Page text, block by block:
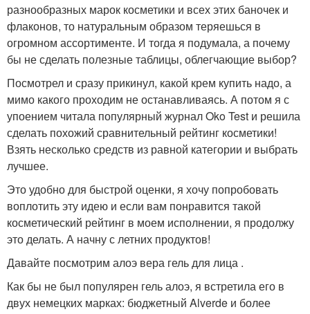
разнообразных марок косметики и всех этих баночек и
флаконов, то натуральным образом теряешься в
огромном ассортименте. И тогда я подумала, а почему
бы не сделать полезные таблицы, облегчающие выбор?
Посмотрел и сразу прикинул, какой крем купить надо, а
мимо какого проходим не останавливаясь. А потом я с
упоением читала популярный журнал Oko Test и решила
сделать похожий сравнительный рейтинг косметики!
Взять несколько средств из равной категории и выбрать
лучшее.
Это удобно для быстрой оценки, я хочу попробовать
воплотить эту идею и если вам понравится такой
косметический рейтинг в моем исполнении, я продолжу
это делать. А начну с летних продуктов!
Давайте посмотрим алоэ вера гель для лица .
Как бы не был популярен гель алоэ, я встретила его в
двух немецких марках: бюджетный Alverde и более